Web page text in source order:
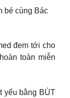
bé cùng Bác
đem tới cho
toàn miễn
yếu bằng BÚT